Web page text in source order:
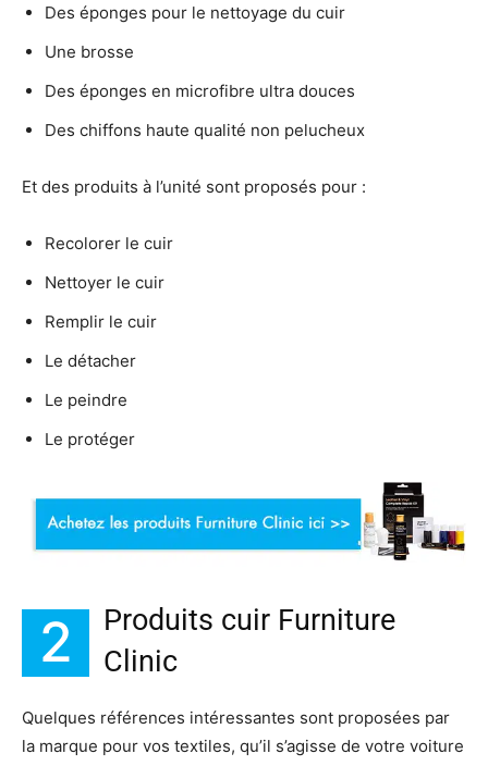
Des éponges pour le nettoyage du cuir
Une brosse
Des éponges en microfibre ultra douces
Des chiffons haute qualité non pelucheux
Et des produits à l’unité sont proposés pour :
Recolorer le cuir
Nettoyer le cuir
Remplir le cuir
Le détacher
Le peindre
Le protéger
2
Produits cuir Furniture
Clinic
Quelques références intéressantes sont proposées par
la marque pour vos textiles, qu’il s’agisse de votre voiture